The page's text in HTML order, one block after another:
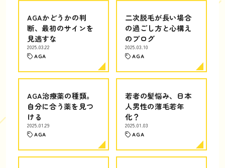
AGAかどうかの判
断、最初のサインを
見逃すな
2025.03.22
AGA
二次脱毛が長い場合
の過ごし方と心構え
のブログ
2025.03.10
AGA
AGA治療薬の種類。
自分に合う薬を見つ
ける
2025.01.29
AGA
若者の髪悩み、日本
人男性の薄毛若年
化？
2025.01.03
AGA